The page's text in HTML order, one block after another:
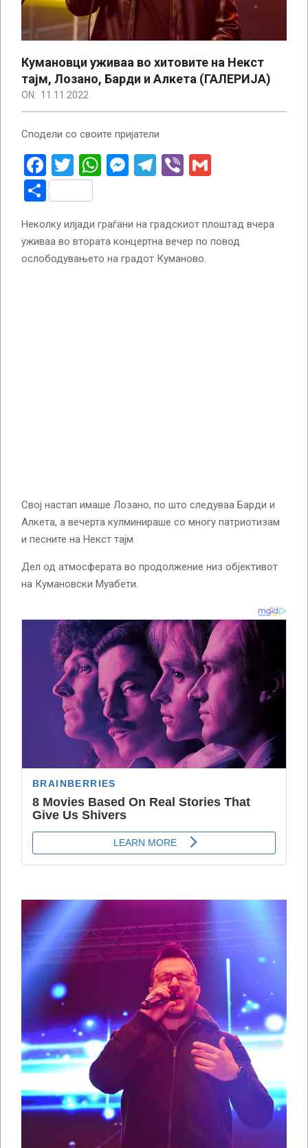
Кумановци уживаа во хитовите на Некст
тајм, Лозано, Барди и Алкета (ГАЛЕРИЈА)
ON: 11.11.2022
Сподели со своите пријатели
Facebook
Twitter
WhatsApp
Messenger
Telegram
Viber
Share
Неколку илјади граѓани на градскиот плоштад вчера
уживаа во втората концертна вечер по повод
ослободувањето на градот Куманово.
Свој настап имаше Лозано, по што следуваа Барди и
Алкета, а вечерта кулминираше со многу патриотизам
и песните на Некст тајм.
Дел од атмосферата во продолжение низ објективот
на Кумановски Муабети.